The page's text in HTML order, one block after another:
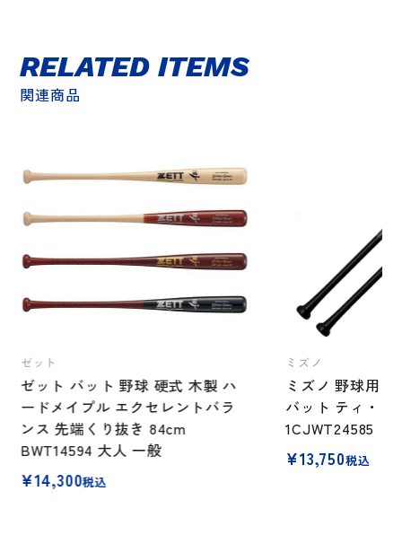
関連商品
RELATED ITEMS
ゼット
ゼット バット 野球 硬式 木製 ハ
ードメイプル エクセレントバラ
ンス 先端くり抜き 84cm
BWT14594 大人 一般
¥14,300税込
ミズノ
ミズノ 野球用
バット ティ・ト
1CJWT24585
¥13,750税込